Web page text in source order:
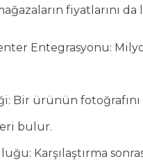
fiyatlarını da
Entegrasyonu:
Bir ürünün
bulur.
Karşılaştırma